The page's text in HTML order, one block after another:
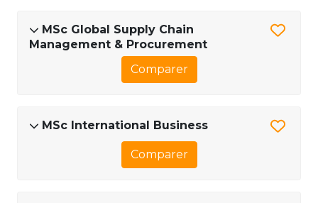
MSc Global Supply Chain
Management & Procurement
Comparer
MSc International Business
Comparer